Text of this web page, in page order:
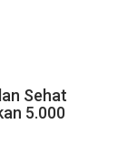
Sehat
5.000